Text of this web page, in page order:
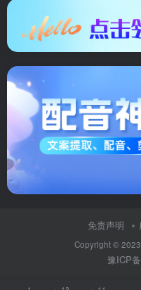
免责声明
Copyright © 2023
豫ICP